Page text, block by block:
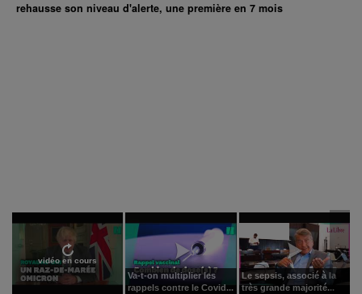
rehausse son niveau d'alerte, une première en 7 mois
vidéo en cours
Va-t-on multiplier les
rappels contre le Covid...
Le sepsis, associé à la
très grande majorité...